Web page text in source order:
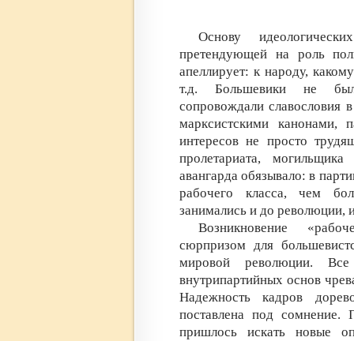
Основу
претендующей на роль
апеллирует: к народу,
т.д. Большевики не
сопровождали славословия
марксистскими канонами,
интересов не просто
пролетариата,
авангарда обязывало: в
рабочего класса, чем
занимались и до революции,
Возникновение
сюрпризом для
мировой революции. Все
внутрипартийных основ
Надежность кадров
поставлена под сомнение.
пришлось искать новые